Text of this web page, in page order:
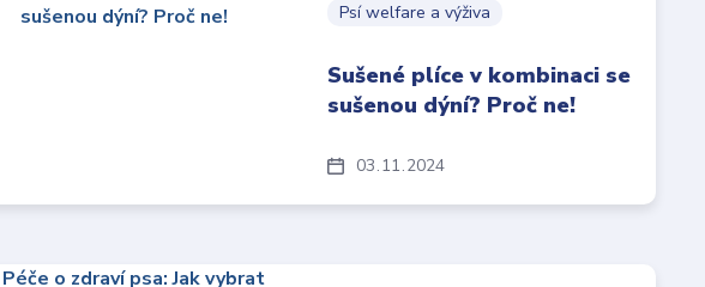
03 11 2024
Psí welfare a výživa
Sušené plíce v kombinaci se
sušenou dýní? Proč ne!